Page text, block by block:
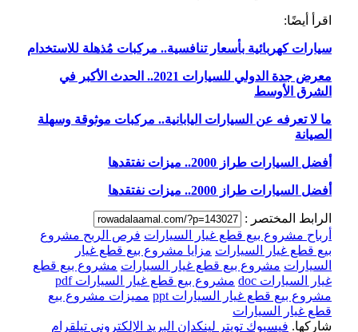
اقرأ أيضًا:
سيارات كهربائية بأسعار تنافسية.. مركبات مُذهلة للاستخدام
معرض جدة الدولي للسيارات 2021.. الحدث الأكبر في
الشرق الأوسط
ما لا تعرفه عن السيارات اليابانية.. مركبات موثوقة وسهلة
الصيانة
أفضل السيارات طراز 2000.. ميزات نفتقدها
أفضل السيارات طراز 2000.. ميزات نفتقدها
الرابط المختصر :
أرباح مشروع بيع قطع غيار السيارات فرص الربح مشروع
بيع قطع غيار السيارات مزايا مشروع بيع قطع غيار
السيارات مشروع بيع قطع غيار السيارات مشروع بيع قطع
غيار السيارات doc
مشروع بيع قطع غيار السيارات pdf
مشروع بيع قطع غيار السيارات ppt
مميزات مشروع بيع
قطع غيار السيارات
شاركها. فيسبوك تويتر لينكدإن البريد الإلكتروني تيلقرام